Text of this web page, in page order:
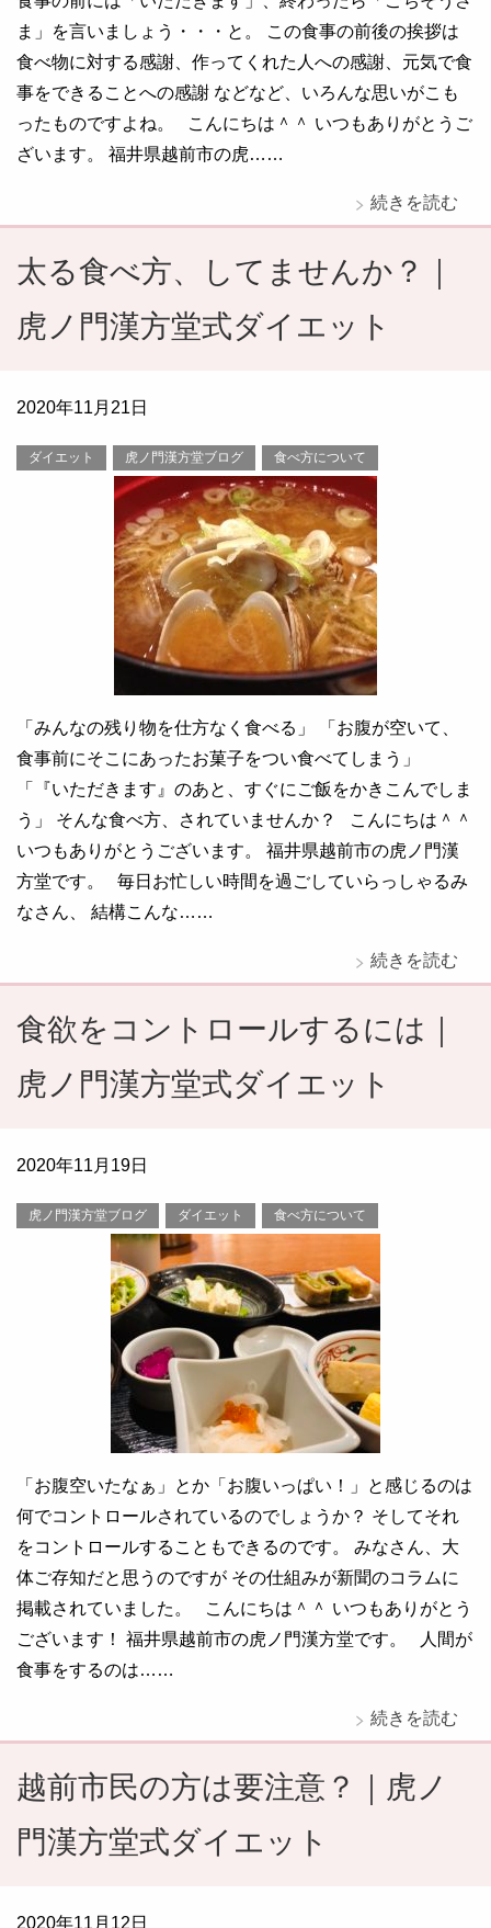
ま」を言いましょう・・・と。 この食事の前後の挨拶は
食べ物に対する感謝、作ってくれた人への感謝、元気で食
事をできることへの感謝 などなど、いろんな思いがこも
ったものですよね。 こんにちは＾＾ いつもありがとうご
ざいます。 福井県越前市の虎……
続きを読む
太る食べ方、してませんか？｜
虎ノ門漢方堂式ダイエット
2020年11月21日
ダイエット 虎ノ門漢方堂ブログ 食べ方について
「みんなの残り物を仕方なく食べる」 「お腹が空いて、
食事前にそこにあったお菓子をつい食べてしまう」
「『いただきます』のあと、すぐにご飯をかきこんでしま
う」 そんな食べ方、されていませんか？ こんにちは＾＾
いつもありがとうございます。 福井県越前市の虎ノ門漢
方堂です。 毎日お忙しい時間を過ごしていらっしゃるみ
なさん、 結構こんな……
続きを読む
食欲をコントロールするには｜
虎ノ門漢方堂式ダイエット
2020年11月19日
虎ノ門漢方堂ブログ ダイエット 食べ方について
「お腹空いたなぁ」とか「お腹いっぱい！」と感じるのは
何でコントロールされているのでしょうか？ そしてそれ
をコントロールすることもできるのです。 みなさん、大
体ご存知だと思うのですが その仕組みが新聞のコラムに
掲載されていました。 こんにちは＾＾ いつもありがとう
ございます！ 福井県越前市の虎ノ門漢方堂です。 人間が
食事をするのは……
続きを読む
越前市民の方は要注意？｜虎ノ
門漢方堂式ダイエット
2020年11月12日